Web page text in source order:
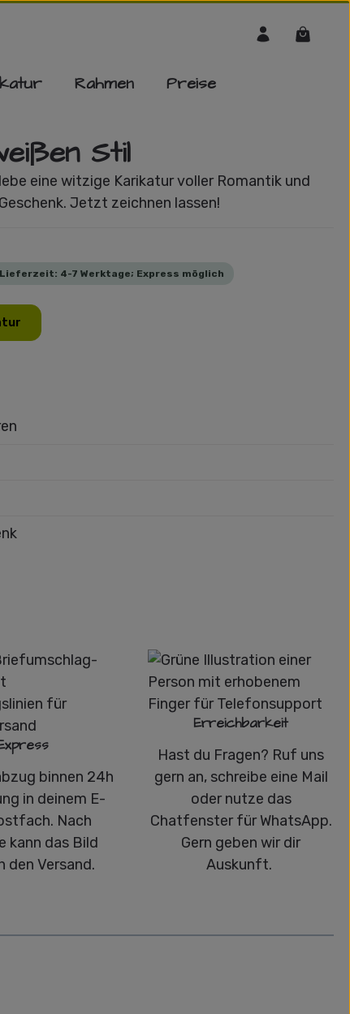
Rahmen Preise
Stil
eine witzige Karikatur voller Romantik und
Jetzt zeichnen lassen!
4-7 Werktage; Express möglich
binnen 24h
in deinem E-
Nach
kann das Bild
den Versand.
Erreichbarkeit
Hast du Fragen? Ruf uns
gern an, schreibe eine Mail
oder nutze das
Chatfenster für WhatsApp.
Gern geben wir dir
Auskunft.